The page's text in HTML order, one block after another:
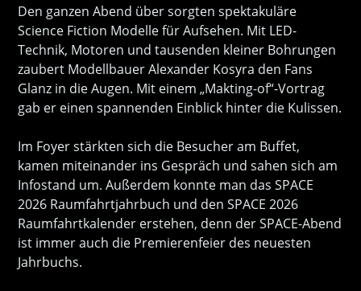
Den ganzen Abend über sorgten spektakuläre
Science Fiction Modelle für Aufsehen. Mit LED-
Technik, Motoren und tausenden kleiner Bohrungen
zaubert Modellbauer Alexander Kosyra den Fans
Glanz in die Augen. Mit einem „Makting-of“-Vortrag
gab er einen spannenden Einblick hinter die Kulissen.
Im Foyer stärkten sich die Besucher am Buffet,
kamen miteinander ins Gespräch und sahen sich am
Infostand um. Außerdem konnte man das SPACE
2026 Raumfahrtjahrbuch und den SPACE 2026
Raumfahrtkalender erstehen, denn der SPACE-Abend
ist immer auch die Premierenfeier des neuesten
Jahrbuchs.